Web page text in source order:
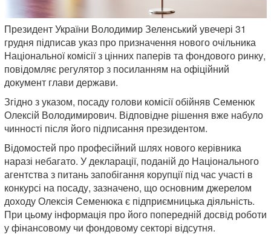
Президент України Володимир Зеленський увечері 31
грудня підписав указ про призначення нового очільника
Національної комісії з цінних паперів та фондового ринку,
повідомляє регулятор з посиланням на офіційний
документ глави держави.
Згідно з указом, посаду голови комісії обійняв Семенюк
Олексій Володимирович. Відповідне рішення вже набуло
чинності після його підписання президентом.
Відомостей про професійний шлях нового керівника
наразі небагато. У декларації, поданій до Національного
агентства з питань запобігання корупції під час участі в
конкурсі на посаду, зазначено, що основним джерелом
доходу Олексія Семенюка є підприємницька діяльність.
При цьому інформація про його попередній досвід роботи
у фінансовому чи фондовому секторі відсутня.